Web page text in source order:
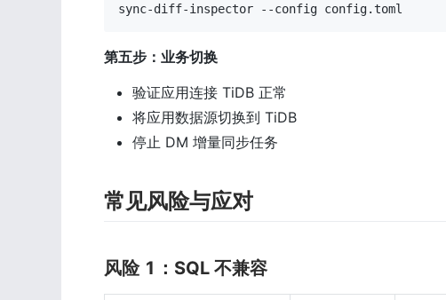
sync-diff-inspector --config config.toml
第五步：业务切换
验证应用连接 TiDB 正常
将应用数据源切换到 TiDB
停止 DM 增量同步任务
常见风险与应对
风险 1：SQL 不兼容